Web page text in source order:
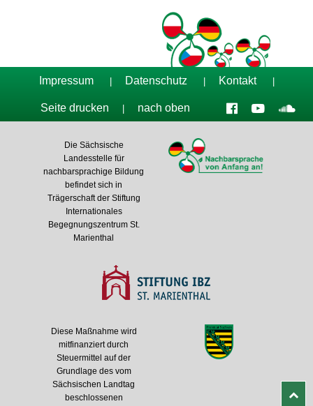
Impressum Datenschutz Kontakt
Seite drucken nach oben
Die Sächsische
Landesstelle für
nachbarsprachige Bildung
befindet sich in
Trägerschaft der Stiftung
Internationales
Begegnungszentrum St.
Marienthal
Diese Maßnahme wird
mitfinanziert durch
Steuermittel auf der
Grundlage des vom
Sächsischen Landtag
beschlossenen